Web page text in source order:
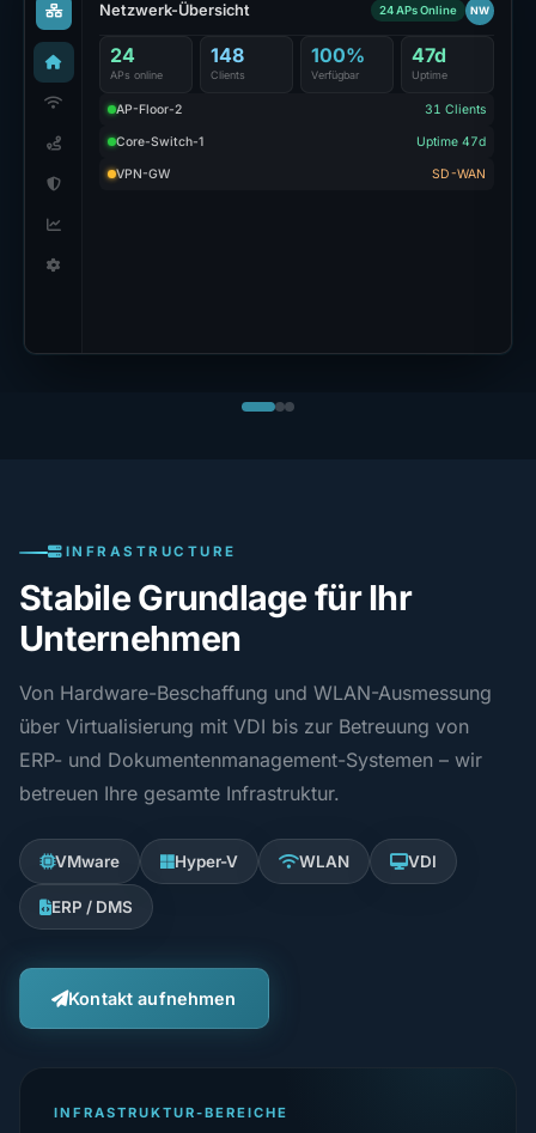
Netzwerk-Übersicht 24 APs Online NW
24
APs online
148
Clients
100%
Verfügbar
47d
Uptime
AP-Floor-2 31 Clients
Core-Switch-1 Uptime 47d
VPN-GW SD-WAN
INFRASTRUCTURE
Stabile Grundlage für Ihr
Unternehmen
Von Hardware-Beschaffung und WLAN-Ausmessung
über Virtualisierung mit VDI bis zur Betreuung von
ERP- und Dokumentenmanagement-Systemen – wir
betreuen Ihre gesamte Infrastruktur.
VMware Hyper-V WLAN VDI
ERP / DMS
Kontakt aufnehmen
INFRASTRUKTUR-BEREICHE